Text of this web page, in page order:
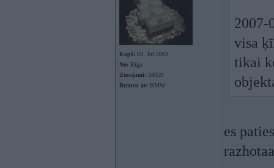
Kopš: 03. Jul 2002
No: Rīga
Ziņojumi: 24359
Braucu ar: BMW
2007-
visa
tikai
es